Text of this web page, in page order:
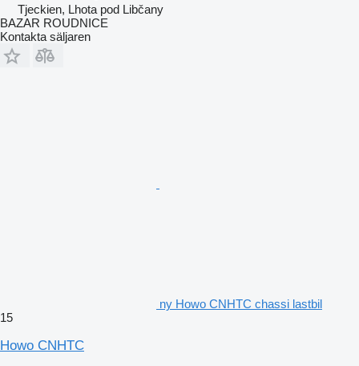
Tjeckien, Lhota pod Libčany
BAZAR ROUDNICE
Kontakta säljaren
ny Howo CNHTC chassi lastbil
15
Howo CNHTC